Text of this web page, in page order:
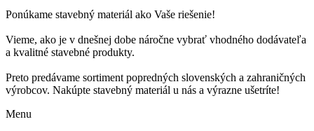
Ponúkame stavebný materiál ako Vaše riešenie!
Vieme, ako je v dnešnej dobe náročne vybrať vhodného dodávateľa
a kvalitné stavebné produkty.
Preto predávame sortiment popredných slovenských a zahraničných
výrobcov. Nakúpte stavebný materiál u nás a výrazne ušetríte!
Menu